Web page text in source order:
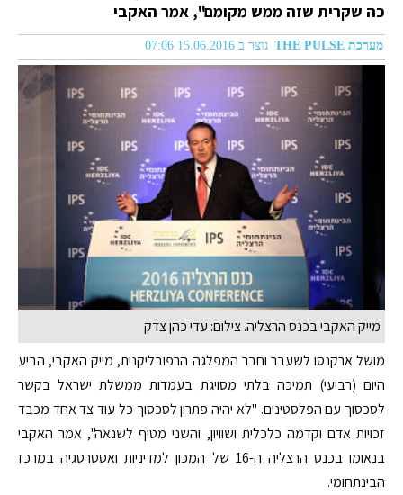
כה שקרית שזה ממש מקומם", אמר האקבי
מערכת THE PULSE נוצר ב 15.06.2016 07:06
מייק האקבי בכנס הרצליה. צילום: עדי כהן צדק
מושל ארקנסו לשעבר וחבר המפלגה הרפובליקנית, מייק האקבי, הביע
היום (רביעי) תמיכה בלתי מסויגת בעמדות ממשלת ישראל בקשר
לסכסוך עם הפלסטינים. "לא יהיה פתרון לסכסוך כל עוד צד אחד מכבד
זכויות אדם וקדמה כלכלית ושוויון, והשני מטיף לשנאה", אמר האקבי
בנאומו בכנס הרצליה ה-16 של המכון למדיניות ואסטרטגיה במרכז
הבינתחומי.